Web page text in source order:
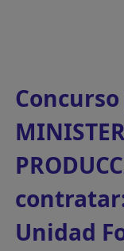
Unidad